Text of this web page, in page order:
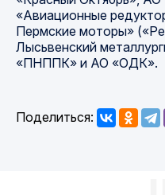
«Авиационные
Пермские моторы»
Лысьвенский
«ПНППК» и АО «ОДК».
Поделиться: